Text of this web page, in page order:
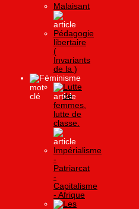
Malaisant
Pédagogie
libertaire
(
Invariants
de la )
Féminisme
Lutte
de
femmes,
lutte de
classe.
Impérialisme
-
Patriarcat
-
Capitalisme
- Afrique
Les